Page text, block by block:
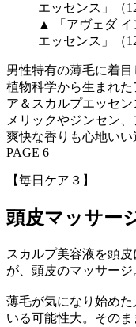
▲ 「アヴェダ イ
エッセンス」（
男性特有の薄毛に着
植物科学から生まれ
ア＆スカルプエッセ
メリックやジンセン
爽快な香りも心地いい
PAGE 6
【毎日ケア３】
頭皮マッサー
スカルプ美容液を頭
が、頭皮のマッサージ
薄毛が気になり始め
いる可能性大。そのま